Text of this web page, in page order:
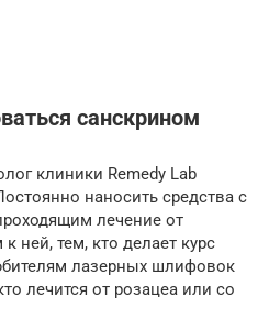
санскрином
клиники Remedy Lab
наносить средства с
лечение от
ней, тем, кто делает курс
лазерных шлифовок
лечится от розацеа или со